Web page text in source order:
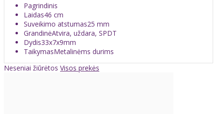
Pagrindinis
Laidas46 cm
Suveikimo atstumas25 mm
GrandinėAtvira, uždara, SPDT
Dydis33x7x9mm
TaikymasMetalinėms durims
Neseniai žiūrėtos Visos prekės